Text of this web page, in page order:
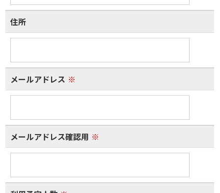
住所
メールアドレス ※
メールアドレス確認用 ※